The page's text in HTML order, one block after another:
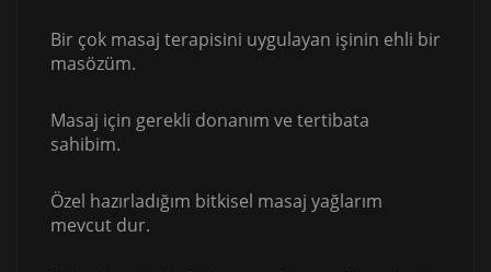
Bir çok masaj terapisini uygulayan işinin ehli bir
masözüm.
Masaj için gerekli donanım ve tertibata
sahibim.
Özel hazırladığım bitkisel masaj yağlarım
mevcut dur.